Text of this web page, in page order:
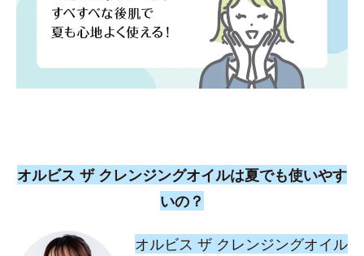
オルビス ザ クレンジングオイルは夏でも使いやす
いの？
オルビス ザ クレンジングオイル